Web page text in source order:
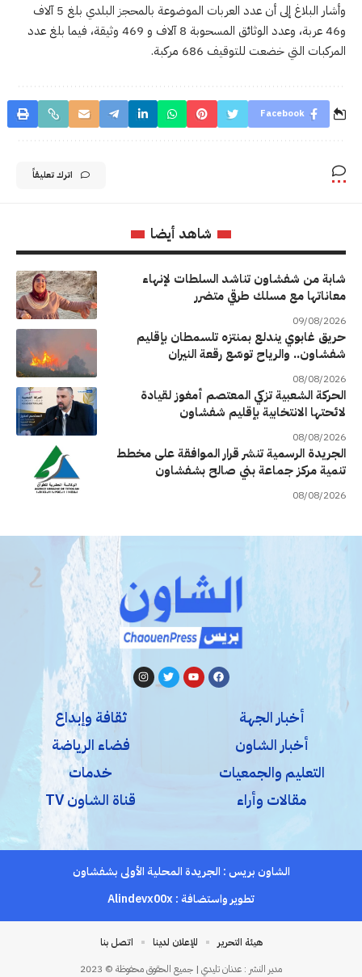
وأشار البلاغ إلى أن عدد العربات الموضوعة بالمحجز البلدي بلغ 5 آلاف
و46 عربة، وعدد الوثائق المسحوبة 8 آلاف و 469 وثيقة، فيما بلغ عدد
المركبات التي خضعت للتوقيف 686 مركبة.
Facebook
اترك تعليقاً
شاهد أيضا
شابة من شفشاون تناشد السلطات لإنهاء
معاناتها مع مسلك طرقي متضرر
09/08/2026
حريق غابوي يندلع بمنتزه تلسمطان بإقليم
شفشاون.. والرياح توسّع رقعة النيران
08/08/2026
الحركة الشعبية تزكي المعتصم أمغوز لقيادة
لائحتها الانتخابية بإقليم شفشاون
08/08/2026
الجريدة الرسمية تنشر قرار الموافقة على مخطط
تنمية مركز جماعة بني صالح بشفشاون
08/08/2026
أخبار الجهة
أخبار الشاون
التعليم والجمعيات
مقالات وأراء
ثقافة وإبداع
فضاء الرياضة
خدمات
قناة الشاون TV
الشاون بريس : الجريدة المحلية الأولى بشفشاون
تطوير واستضافة : Alindevx00x
مدير النشر : عدنان تليدي | جميع الحقوق محفوظة © 2023
هيئة التحرير للإعلان لدينا اتصل بنا